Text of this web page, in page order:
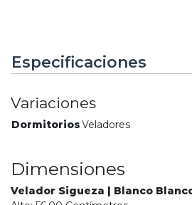
Especificaciones
Variaciones
DormitoriosVeladores
Dimensiones
Velador Sigueza | Blanco